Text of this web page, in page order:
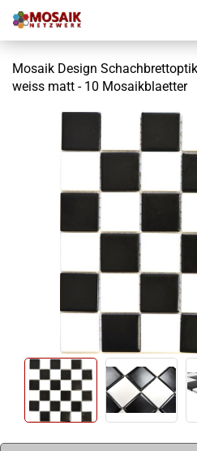
Mosaik Design
weiss matt - 10 Mosaikblaetter